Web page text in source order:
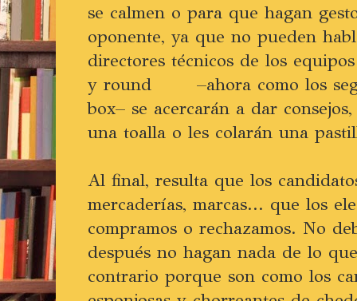
se calmen o para que hagan
oponente, ya que no pueden
directores técnicos de los
y round –ahora como los
box– se acercarán a dar
una toalla o les colarán una
Al final, resulta que los
mercaderías, marcas... que los
compramos o rechazamos. No
después no hagan nada de lo
contrario porque son como los